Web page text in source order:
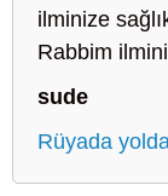
ilminize
Rabbim
sude
Rüyada